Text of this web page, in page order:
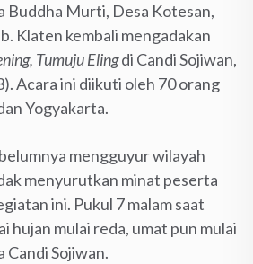
Buddha Murti, Desa Kotesan,
Klaten kembali mengadakan
Tumuju Elingdi Candi Sojiwan,
Acara ini diikuti oleh 70 orang
Yogyakarta.
mengguyur wilayah
menyurutkan minat peserta
ini. Pukul 7 malam saat
hujan mulai reda, umat pun mulai
Candi Sojiwan.